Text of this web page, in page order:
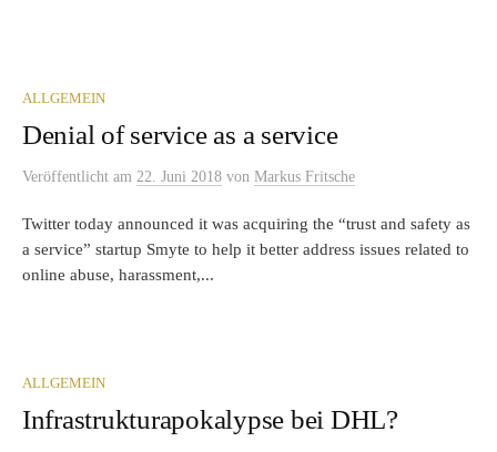
ALLGEMEIN
Denial of service as a service
Veröffentlicht am 22. Juni 2018 von Markus Fritsche
Twitter today announced it was acquiring the “trust and safety as
a service” startup Smyte to help it better address issues related to
online abuse, harassment,...
ALLGEMEIN
Infrastrukturapokalypse bei DHL?